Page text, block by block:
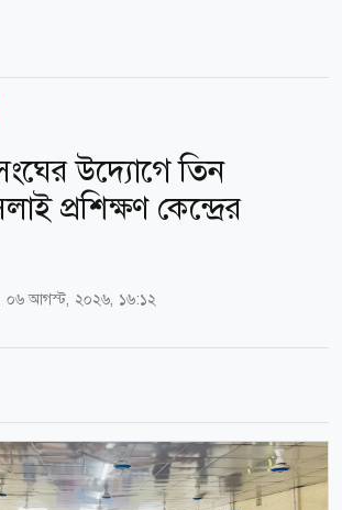
উদ্যোগে তিন
প্রশিক্ষণ কেন্দ্রের
০৬ আগস্ট, ২০২৬, ১৬:১২